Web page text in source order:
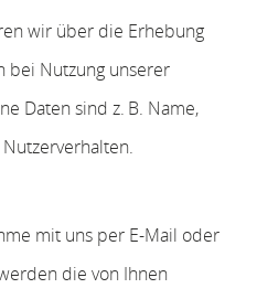
wir über die Erhebung
bei Nutzung unserer
Daten sind z. B. Name,
mit uns per E-Mail oder
die von Ihnen